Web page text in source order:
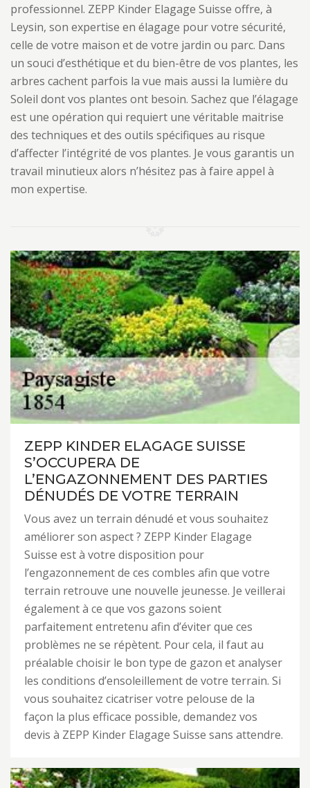
professionnel. ZEPP Kinder Elagage Suisse offre, à
Leysin, son expertise en élagage pour votre sécurité,
celle de votre maison et de votre jardin ou parc. Dans
un souci d’esthétique et du bien-être de vos plantes, les
arbres cachent parfois la vue mais aussi la lumière du
Soleil dont vos plantes ont besoin. Sachez que l’élagage
est une opération qui requiert une véritable maitrise
des techniques et des outils spécifiques au risque
d’affecter l’intégrité de vos plantes. Je vous garantis un
travail minutieux alors n’hésitez pas à faire appel à
mon expertise.
ZEPP KINDER ELAGAGE SUISSE
S’OCCUPERA DE
L’ENGAZONNEMENT DES PARTIES
DÉNUDÉS DE VOTRE TERRAIN
Vous avez un terrain dénudé et vous souhaitez
améliorer son aspect ? ZEPP Kinder Elagage
Suisse est à votre disposition pour
l’engazonnement de ces combles afin que votre
terrain retrouve une nouvelle jeunesse. Je veillerai
également à ce que vos gazons soient
parfaitement entretenu afin d’éviter que ces
problèmes ne se répètent. Pour cela, il faut au
préalable choisir le bon type de gazon et analyser
les conditions d’ensoleillement de votre terrain. Si
vous souhaitez cicatriser votre pelouse de la
façon la plus efficace possible, demandez vos
devis à ZEPP Kinder Elagage Suisse sans attendre.